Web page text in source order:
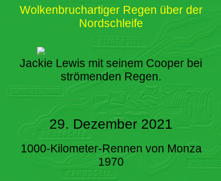
Wolkenbruchartiger Regen über der
Nordschleife
Jackie Lewis mit seinem Cooper bei
strömenden Regen.
29. Dezember 2021
1000-Kilometer-Rennen von Monza
1970